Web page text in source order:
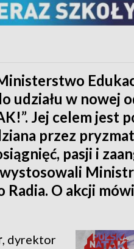
udziału w nowej
Jej celem jest
przez
pasji i
O akcji
, dyrektor